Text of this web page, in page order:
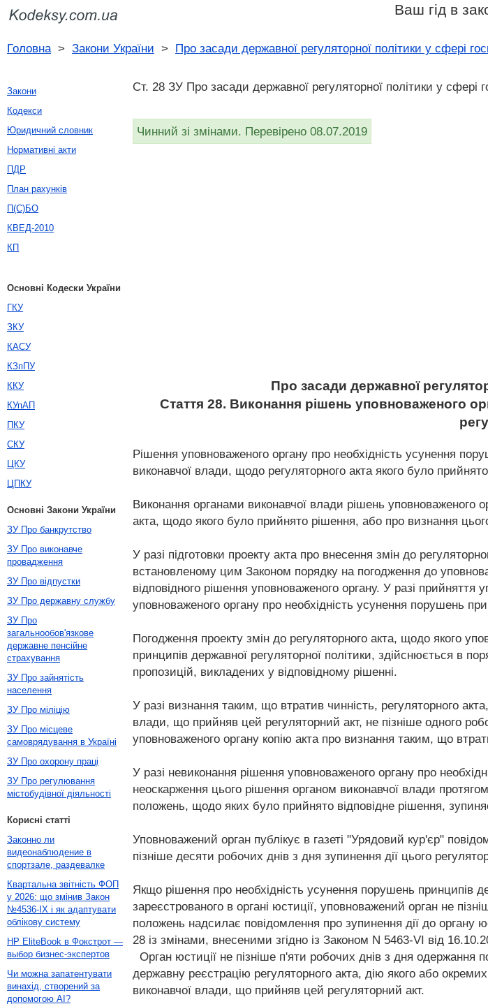
Ваш гід в
Головна> Закони України > Про засади державної регуляторної політики у сфері
Ст. 28 ЗУ Про засади державної регуляторної політики у сфері
Чинний зі змінами. Перевірено 08.07.2019
Про засади державної
Стаття 28. Виконання рішень уповноваженого
Рішення уповноваженого органу про необхідність усунення
виконавчої влади, щодо регуляторного акта якого було
Виконання органами виконавчої влади рішень уповноваженого
акта, щодо якого було прийнято рішення, або про визнання
У разі підготовки проекту акта про внесення змін до
встановленому цим Законом порядку на погодження до
відповідного рішення уповноваженого органу. У разі
уповноваженого органу про необхідність усунення порушень
Погодження проекту змін до регуляторного акта, щодо якого
принципів державної регуляторної політики, здійснюється в
пропозицій, викладених у відповідному рішенні.
У разі визнання таким, що втратив чинність, регуляторного
влади, що прийняв цей регуляторний акт, не пізніше одного
уповноваженого органу копію акта про визнання таким, що
У разі невиконання рішення уповноваженого органу про
неоскарження цього рішення органом виконавчої влади
положень, щодо яких було прийнято відповідне рішення,
Уповноважений орган публікує в газеті "Урядовий кур'єр"
пізніше десяти робочих днів з дня зупинення дії цього
Якщо рішення про необхідність усунення порушень принципів
зареєстрованого в органі юстиції, уповноважений орган не
положень надсилає повідомлення про зупинення дії до органу
28 із змінами, внесеними згідно із Законом N 5463-VI від
Орган юстиції не пізніше п'яти робочих днів з дня
державну реєстрацію регуляторного акта, дію якого або
виконавчої влади, що прийняв цей регуляторний акт.
Закони
Кодекси
Юридичний словник
Нормативні акти
ПДР
План рахунків
П(С)БО
КВЕД-2010
КП
Основні Кодески України
ГКУ
ЗКУ
КАСУ
КЗпПУ
ККУ
КУпАП
ПКУ
СКУ
ЦКУ
ЦПКУ
Основні Закони України
ЗУ Про банкрутство
ЗУ Про виконавче
провадження
ЗУ Про відпустки
ЗУ Про державну службу
ЗУ Про
загальнообов'язкове
державне пенсійне
страхування
ЗУ Про зайнятість
населення
ЗУ Про міліцію
ЗУ Про місцеве
самоврядування в Україні
ЗУ Про охорону праці
ЗУ Про регулювання
містобудівної діяльності
Корисні статті
Законно ли
видеонаблюдение в
спортзале, раздевалке
Квартальна звітність ФОП
у 2026: що змінив Закон
№4536-IX і як адаптувати
облікову систему
HP EliteBook в Фокстрот —
выбор бизнес-экспертов
Чи можна запатентувати
винахід, створений за
допомогою AI?